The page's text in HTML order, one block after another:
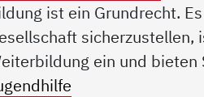
ist ein Grundrecht.
sicherzustellen,
ein und